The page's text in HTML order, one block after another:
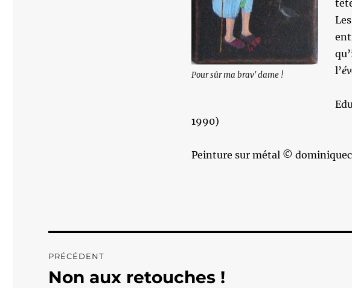
Pour sûr ma brav' dame !
l’
1990)
Peinture sur métal ©
de
PRÉCÉDENT
Publication
Non aux retouches !